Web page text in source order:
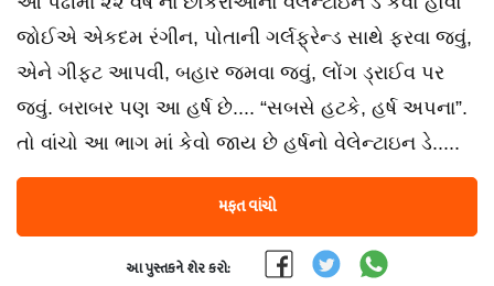
જોઈએ એકદમ રંગીન, પોતાની ગર્લફ્રેન્ડ સાથે ફરવા જવું,
એને ગીફ્ટ આપવી, બહાર જમવા જવું, લોંગ ડ્રાઈવ પર
જવું. બરાબર પણ આ હર્ષ છે.... “સબસે હટકે, હર્ષ અપના”.
તો વાંચો આ ભાગ માં કેવો જાય છે હર્ષનો વેલેન્ટાઇન ડે.....
મફત વાંચો
આ પુસ્તકને શેર કરો: